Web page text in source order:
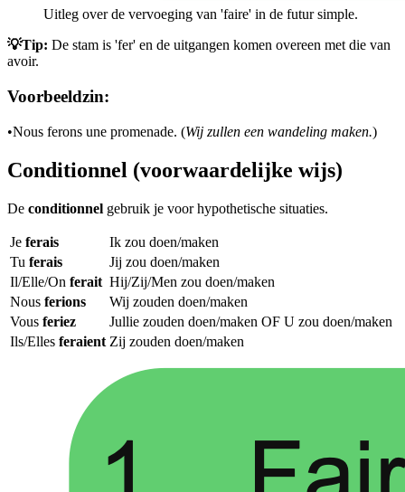
Uitleg over de vervoeging van 'faire' in de futur simple.
💡Tip: De stam is 'fer' en de uitgangen komen overeen met die van
avoir.
Voorbeeldzin:
•Nous ferons une promenade. (Wij zullen een wandeling maken.)
Conditionnel (voorwaardelijke wijs)
De conditionnel gebruik je voor hypothetische situaties.
Je ferais
Ik zou doen/maken
Tu ferais
Jij zou doen/maken
Il/Elle/On ferait Hij/Zij/Men zou doen/maken
Nous ferions
Wij zouden doen/maken
Vous feriez
Jullie zouden doen/maken OF U zou doen/maken
Ils/Elles feraient Zij zouden doen/maken